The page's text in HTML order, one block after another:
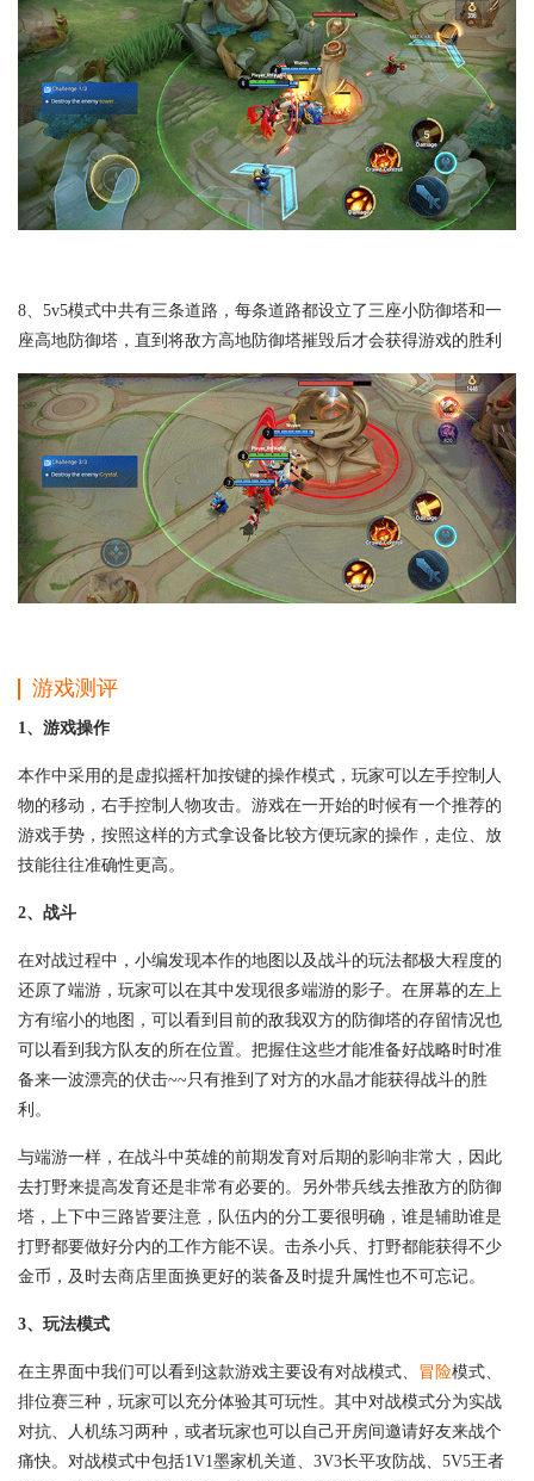
8、5v5模式中共有三条道路，每条道路都设立了三座小防御塔和一
座高地防御塔，直到将敌方高地防御塔摧毁后才会获得游戏的胜利
游戏测评
1、游戏操作
本作中采用的是虚拟摇杆加按键的操作模式，玩家可以左手控制人
物的移动，右手控制人物攻击。游戏在一开始的时候有一个推荐的
游戏手势，按照这样的方式拿设备比较方便玩家的操作，走位、放
技能往往准确性更高。
2、战斗
在对战过程中，小编发现本作的地图以及战斗的玩法都极大程度的
还原了端游，玩家可以在其中发现很多端游的影子。在屏幕的左上
方有缩小的地图，可以看到目前的敌我双方的防御塔的存留情况也
可以看到我方队友的所在位置。把握住这些才能准备好战略时时准
备来一波漂亮的伏击~~只有推到了对方的水晶才能获得战斗的胜
利。
与端游一样，在战斗中英雄的前期发育对后期的影响非常大，因此
去打野来提高发育还是非常有必要的。另外带兵线去推敌方的防御
塔，上下中三路皆要注意，队伍内的分工要很明确，谁是辅助谁是
打野都要做好分内的工作方能不误。击杀小兵、打野都能获得不少
金币，及时去商店里面换更好的装备及时提升属性也不可忘记。
3、玩法模式
在主界面中我们可以看到这款游戏主要设有对战模式、 冒险模式、
排位赛三种，玩家可以充分体验其可玩性。其中对战模式分为实战
对抗、人机练习两种，或者玩家也可以自己开房间邀请好友来战个
痛快。对战模式中包括1V1墨家机关道、3V3长平攻防战、5V5王者